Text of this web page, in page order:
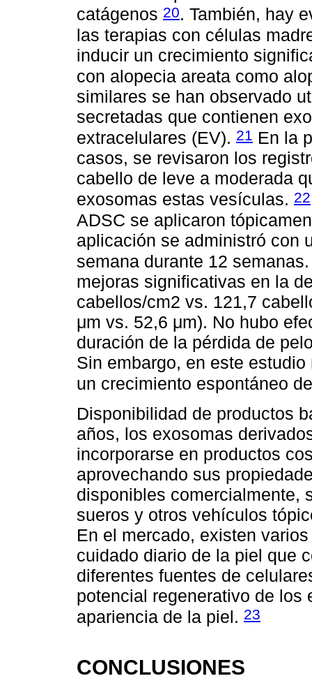
catágenos 20. También, hay
las terapias con células
inducir un crecimiento
con alopecia areata como
similares se han observado
secretadas que contienen
extracelulares (EV). 21 En la
casos, se revisaron los
cabello de leve a moderada
exosomas estas vesículas. 22
ADSC se aplicaron
aplicación se administró con
semana durante 12
mejoras significativas en la
cabellos/cm2 vs. 121,7
μm vs. 52,6 μm). No hubo
duración de la pérdida de
Sin embargo, en este
un crecimiento espontáneo
Disponibilidad de productos
años, los exosomas
incorporarse en productos
aprovechando sus
disponibles comercialmente,
sueros y otros vehículos
En el mercado, existen
cuidado diario de la piel que
diferentes fuentes de
potencial regenerativo de los
apariencia de la piel. 23
CONCLUSIONES